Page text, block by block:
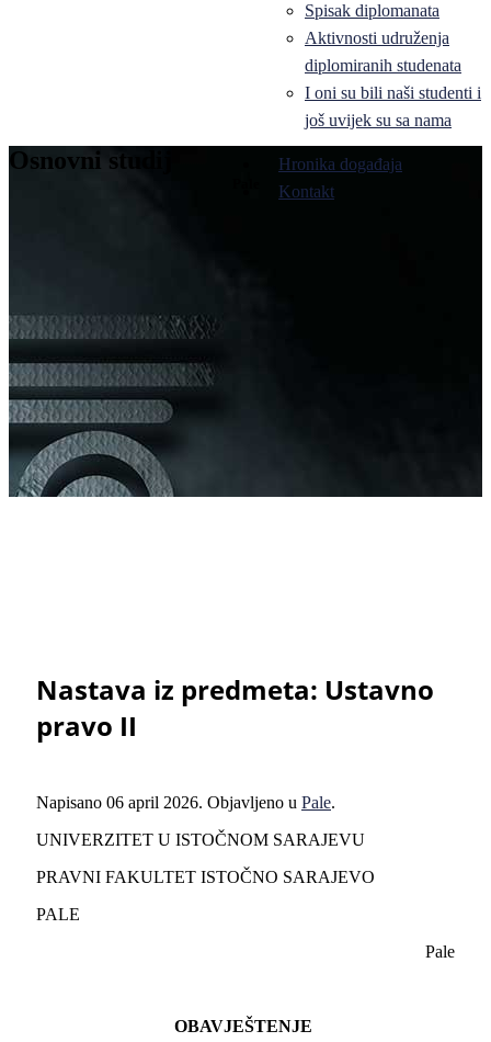
Spisak diplomanata
Aktivnosti udruženja
diplomiranih studenata
I oni su bili naši studenti i
još uvijek su sa nama
Hronika događaja
Kontakt
Osnovni studij
Nastava iz predmeta: Ustavno
pravo II
Napisano 06 april 2026. Objavljeno u Pale.
UNIVERZITET U ISTOČNOM SARAJEVU
PRAVNI FAKULTET ISTOČNO SARAJEVO
PALE
Pale
OBAVJEŠTENJE